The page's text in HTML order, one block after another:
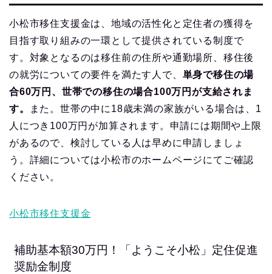
小松市移住支援金は、地域の活性化と定住者の獲得を
目指す取り組みの一環として提供されている制度で
す。対象となるのは移住前の住所や通勤場所、移住後
の就労についての要件を満たす人で、 単身で移住の場
合60万円、世帯での移住の場合100万円が支給されま
す。
また。世帯の中に18歳未満の家族がいる場合は、1
人につき100万円が加算されます。申請には期間や上限
があるので、検討している人は早めに申請しましょ
う。詳細については小松市のホームページにてご確認
ください。
小松市移住支援金
補助基本額30万円！「ようこそ小松」定住促進
奨励金制度